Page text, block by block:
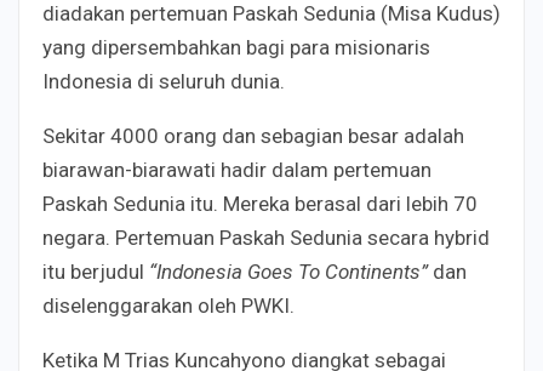
diadakan pertemuan Paskah Sedunia (Misa Kudus)
yang dipersembahkan bagi para misionaris
Indonesia di seluruh dunia.
Sekitar 4000 orang dan sebagian besar adalah
biarawan-biarawati hadir dalam pertemuan
Paskah Sedunia itu. Mereka berasal dari lebih 70
negara. Pertemuan Paskah Sedunia secara hybrid
itu berjudul “Indonesia Goes To Continents”dan
diselenggarakan oleh PWKI.
Ketika M Trias Kuncahyono diangkat sebagai